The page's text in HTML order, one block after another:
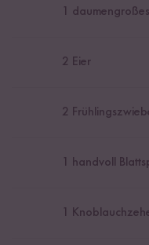
1
2 Eier
2
1 handvoll
1